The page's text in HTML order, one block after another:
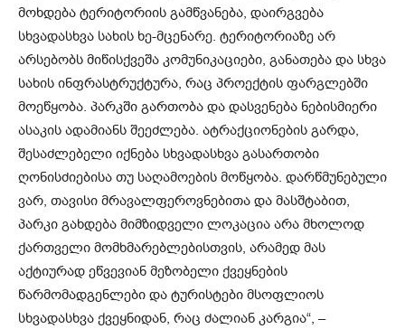
მოხდება ტერიტორიის გამწვანება, დაირგვება
სხვადასხვა სახის ხე-მცენარე. ტერიტორიაზე არ
არსებობს მიწისქვეშა კომუნიკაციები, განათება და სხვა
სახის ინფრასტრუქტურა, რაც პროექტის ფარგლებში
მოეწყობა. პარკში გართობა და დასვენება ნებისმიერი
ასაკის ადამიანს შეეძლება. ატრაქციონების გარდა,
შესაძლებელი იქნება სხვადასხვა გასართობი
ღონისძიებისა თუ საღამოების მოწყობა. დარწმუნებული
ვარ, თავისი მრავალფეროვნებითა და მასშტაბით,
პარკი გახდება მიმზიდველი ლოკაცია არა მხოლოდ
ქართველი მომხმარებლებისთვის, არამედ მას
აქტიურად ეწვევიან მეზობელი ქვეყნების
წარმომადგენლები და ტურისტები მსოფლიოს
სხვადასხვა ქვეყნიდან, რაც ძალიან კარგია“, –